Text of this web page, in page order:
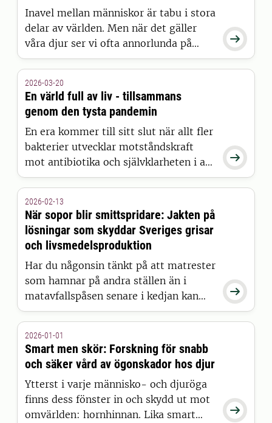

Inavel mellan människor är tabu i stora
delar av världen. Men när det gäller
våra djur ser vi ofta annorlunda på
saken. Inavel har använts för att forma
till sämre hälsa, fertilitet och
prestation. Var går gränsen och hur
undviker vi att hamna i
inavelsdepression?

2026-03-20
En värld full av liv - tillsammans
genom den tysta pandemin
En era kommer till sitt slut när allt fler
bakterier utvecklar motståndskraft
mot antibiotika och självklarheten i att
kunna bota sjukdomar sakta
pandemin” sveper fram och lösningen
ligger nu i att vi tänker om
tillsammans - för människor, djur och
natur som ett.

2026-02-13
När sopor blir smittspridare: Jakten på
lösningar som skyddar Sveriges grisar
och livsmedelsproduktion
Har du någonsin tänkt på att matrester
som hamnar på andra ställen än i
matavfallspåsen senare i kedjan kan
locka vilda djur – och bidra till
Det tros ha skett när afrikansk svinpest
plötsligt upptäcktes i Sverige. Hur kan
vi undvika att historien upprepar sig?

2026-01-01
Smart men skör: Forskning för snabb
och säker vård av ögonskador hos djur
Ytterst i varje människo- och djuröga
finns dess fönster in och skydd ut mot
omvärlden: hornhinnan. Lika smart